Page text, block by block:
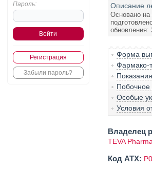
Пароль:
Регистрация
Забыли пароль?
Описание
Основано на
обновления:
Форма
Фармако-
Побочное
Особые
Условия
Владелец
TEVA
Код ATX: